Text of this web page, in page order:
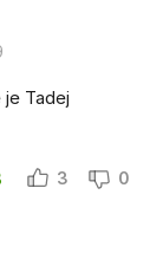
Tadej
3 0